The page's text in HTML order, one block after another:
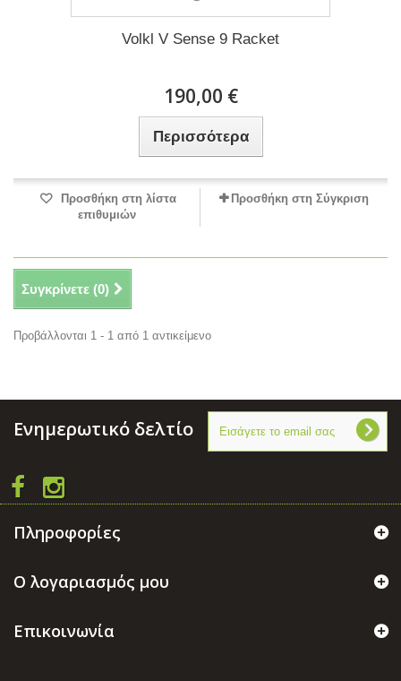
Volkl V Sense 9 Racket
190,00 €
Περισσότερα
Προσθήκη στη λίστα
επιθυμιών
Προσθήκη στη Σύγκριση
Συγκρίνετε (0)
Προβάλλονται 1 - 1 από 1 αντικείμενο
Ενημερωτικό δελτίο
Πληροφορίες
Ο λογαριασμός μου
Επικοινωνία